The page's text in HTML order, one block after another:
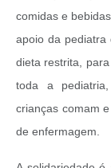
comidas e
apoio da pediatra
dieta restrita,
toda a
crianças comam
de enfermagem.